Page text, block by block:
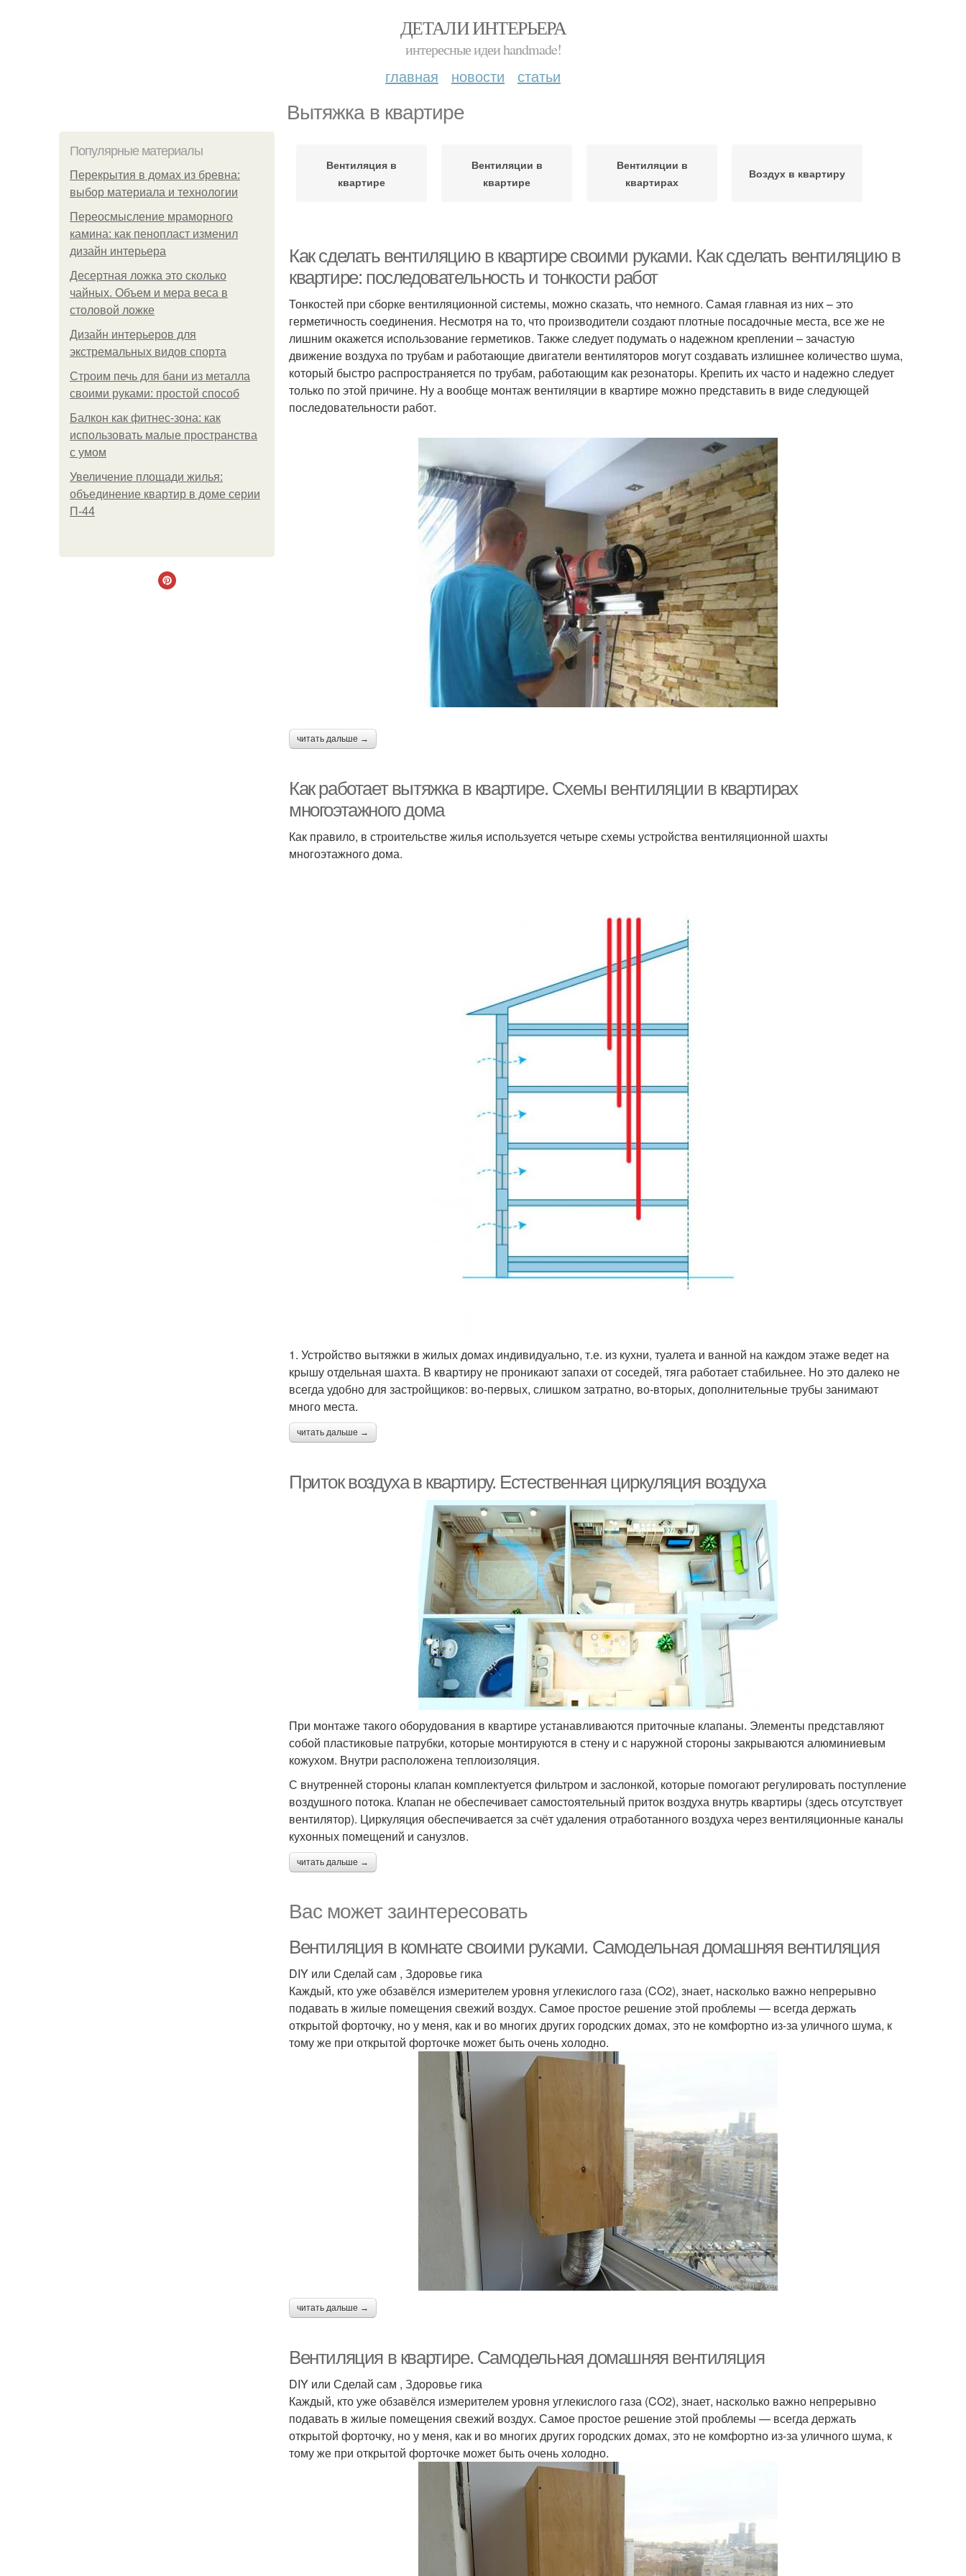
ДЕТАЛИ ИНТЕРЬЕРА
интересные идеи handmade!
главная новости статьи
Вытяжка в квартире
Популярные материалы
Перекрытия в домах из бревна:
выбор материала и технологии
Переосмысление мраморного
камина: как пенопласт изменил
дизайн интерьера
Десертная ложка это сколько
чайных. Объем и мера веса в
столовой ложке
Дизайн интерьеров для
экстремальных видов спорта
Строим печь для бани из металла
своими руками: простой способ
Балкон как фитнес-зона: как
использовать малые пространства
с умом
Увеличение площади жилья:
объединение квартир в доме серии
П-44
Вентиляция в
квартире
Вентиляции в
квартире
Вентиляции в
квартирах
Воздух в квартиру
Как сделать вентиляцию в квартире своими руками. Как сделать вентиляцию в
квартире: последовательность и тонкости работ
Тонкостей при сборке вентиляционной системы, можно сказать, что немного. Самая главная из них – это
герметичность соединения. Несмотря на то, что производители создают плотные посадочные места, все же не
лишним окажется использование герметиков. Также следует подумать о надежном креплении – зачастую
движение воздуха по трубам и работающие двигатели вентиляторов могут создавать излишнее количество шума,
который быстро распространяется по трубам, работающим как резонаторы. Крепить их часто и надежно следует
только по этой причине. Ну а вообще монтаж вентиляции в квартире можно представить в виде следующей
последовательности работ.
читать дальше →
Как работает вытяжка в квартире. Схемы вентиляции в квартирах
многоэтажного дома
Как правило, в строительстве жилья используется четыре схемы устройства вентиляционной шахты
многоэтажного дома.
1. Устройство вытяжки в жилых домах индивидуально, т.е. из кухни, туалета и ванной на каждом этаже ведет на
крышу отдельная шахта. В квартиру не проникают запахи от соседей, тяга работает стабильнее. Но это далеко не
всегда удобно для застройщиков: во-первых, слишком затратно, во-вторых, дополнительные трубы занимают
много места.
читать дальше →
Приток воздуха в квартиру. Естественная циркуляция воздуха
При монтаже такого оборудования в квартире устанавливаются приточные клапаны. Элементы представляют
собой пластиковые патрубки, которые монтируются в стену и с наружной стороны закрываются алюминиевым
кожухом. Внутри расположена теплоизоляция.
С внутренней стороны клапан комплектуется фильтром и заслонкой, которые помогают регулировать поступление
воздушного потока. Клапан не обеспечивает самостоятельный приток воздуха внутрь квартиры (здесь отсутствует
вентилятор). Циркуляция обеспечивается за счёт удаления отработанного воздуха через вентиляционные каналы
кухонных помещений и санузлов.
читать дальше →
Вас может заинтересовать
Вентиляция в комнате своими руками. Самодельная домашняя вентиляция
DIY или Сделай сам , Здоровье гика
Каждый, кто уже обзавёлся измерителем уровня углекислого газа (CO2), знает, насколько важно непрерывно
подавать в жилые помещения свежий воздух. Самое простое решение этой проблемы — всегда держать
открытой форточку, но у меня, как и во многих других городских домах, это не комфортно из-за уличного шума, к
тому же при открытой форточке может быть очень холодно.
читать дальше →
Вентиляция в квартире. Самодельная домашняя вентиляция
DIY или Сделай сам , Здоровье гика
Каждый, кто уже обзавёлся измерителем уровня углекислого газа (CO2), знает, насколько важно непрерывно
подавать в жилые помещения свежий воздух. Самое простое решение этой проблемы — всегда держать
открытой форточку, но у меня, как и во многих других городских домах, это не комфортно из-за уличного шума, к
тому же при открытой форточке может быть очень холодно.